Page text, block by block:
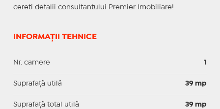
cereti detalii consultantului Premier Imobiliare!
INFORMAȚII TEHNICE
Nr. camere 1
Suprafaţă utilă 39 mp
Suprafaţă total utilă 39 mp